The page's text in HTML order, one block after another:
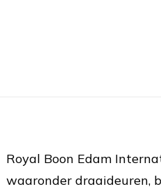
Royal Boon Edam
waaronder draaideuren,